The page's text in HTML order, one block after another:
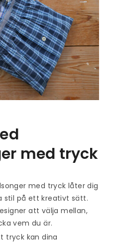
med tryck
med tryck låter dig
stil på ett kreativt sätt.
att välja mellan,
vem du är.
tryck kan dina